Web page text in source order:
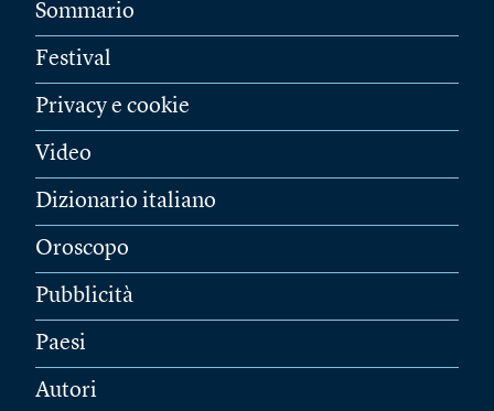
Sommario
Festival
Privacy e cookie
Video
Dizionario italiano
Oroscopo
Pubblicità
Paesi
Autori